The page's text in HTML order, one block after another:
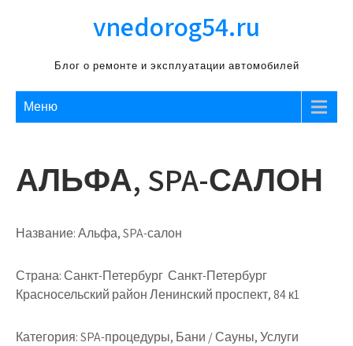
vnedorog54.ru
Блог о ремонте и эксплуатации автомобилей
Меню
АЛЬФА, SPA-САЛОН
Название:Альфа, SPA-салон
Страна:Санкт-Петербург Санкт-Петербург
Красносельский район Ленинский проспект, 84 к1
Категория:SPA-процедуры, Бани / Сауны, Услуги